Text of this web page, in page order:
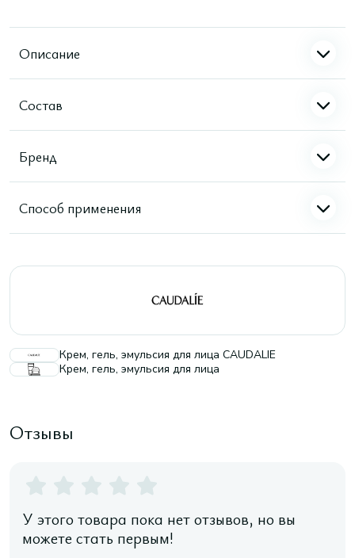
Описание
Состав
Бренд
Способ применения
Крем, гель, эмульсия для лица CAUDALIE
Крем, гель, эмульсия для лица
Отзывы
У этого товара пока нет отзывов, но вы
можете стать первым!